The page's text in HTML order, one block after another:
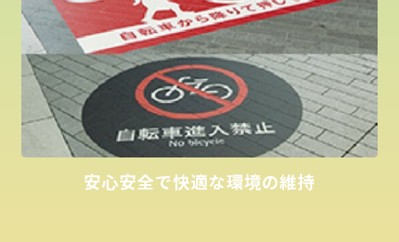
安心安全で快適な環境の維持